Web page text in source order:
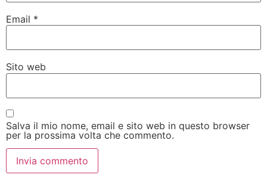
Email *
Sito web
Salva il mio nome, email e sito web in questo browser
per la prossima volta che commento.